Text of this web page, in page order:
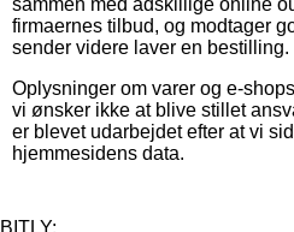
firmaernes tilbud, og modtager
sender videre laver en bestilling.
Oplysninger om varer og e-
vi ønsker ikke at blive stillet
er blevet udarbejdet efter at vi
hjemmesidens data.
BITLY: